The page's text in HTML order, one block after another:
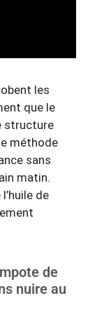
les
que le
structure
méthode
sans
matin.
de
de
nuire au